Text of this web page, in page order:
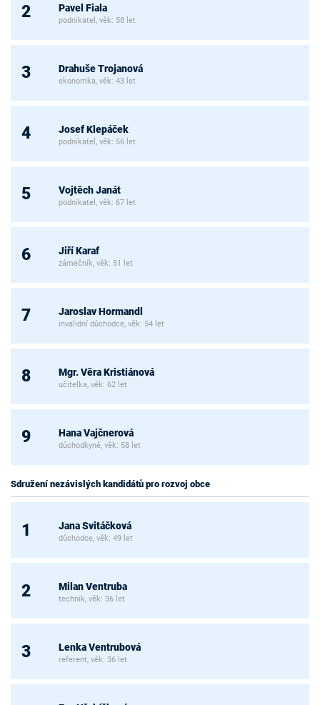
2 Pavel Fiala
podnikatel, věk: 58 let
3 Drahuše Trojanová
ekonomka, věk: 43 let
4 Josef Klepáček
podnikatel, věk: 56 let
5 Vojtěch Janát
podnikatel, věk: 67 let
6 Jiří Karaf
zámečník, věk: 51 let
7 Jaroslav Hormandl
invalidní důchodce, věk: 54 let
8 Mgr. Věra Kristiánová
učitelka, věk: 62 let
9 Hana Vajčnerová
důchodkyně, věk: 58 let
Sdružení nezávislých kandidátů pro rozvoj obce
1 Jana Svitáčková
důchodce, věk: 49 let
2 Milan Ventruba
technik, věk: 36 let
3 Lenka Ventrubová
referent, věk: 36 let